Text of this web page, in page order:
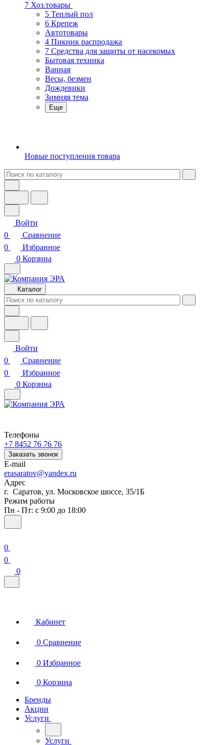
7 Хоз.товары
5 Теплый пол
6 Крепеж
Автотовары
4 Пикник распродажа
7 Средства для защиты от насекомых
Бытовая техника
Ванная
Весы, безмен
Дождевики
Зимняя тема
Еще
Новые поступления товара
Войти
0
Сравнение
0
Избранное
0 Корзина
Каталог
Войти
0
Сравнение
0
Избранное
0 Корзина
Телефоны
+7 8452 76 76 76
Заказать звонок
E-mail
erasaratov@yandex.ru
Адрес
г. Саратов, ул. Московское шоссе, 35/1Б
Режим работы
Пн - Пт: с 9:00 до 18:00
0
0
0
Кабинет
0 Сравнение
0 Избранное
0 Корзина
Бренды
Акции
Услуги
Услуги